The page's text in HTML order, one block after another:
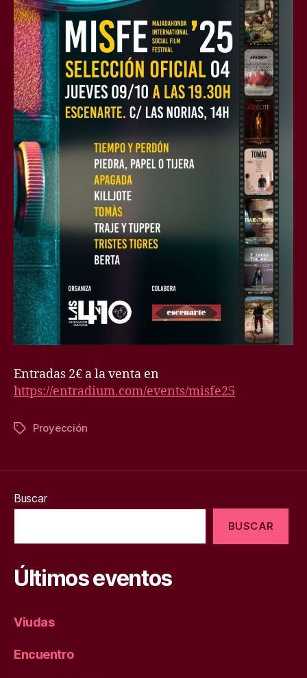
Entradas 2€ a la venta en
https://entradium.com/events/misfe25
Etiquetas
Proyección
Buscar
BUSCAR
Últimos eventos
Viudas
Encuentro